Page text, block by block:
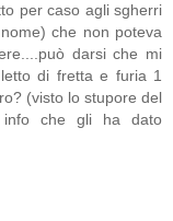
per caso agli sgherri
che non poteva
darsi che mi
di fretta e furia 1
(visto lo stupore del
info che gli ha dato